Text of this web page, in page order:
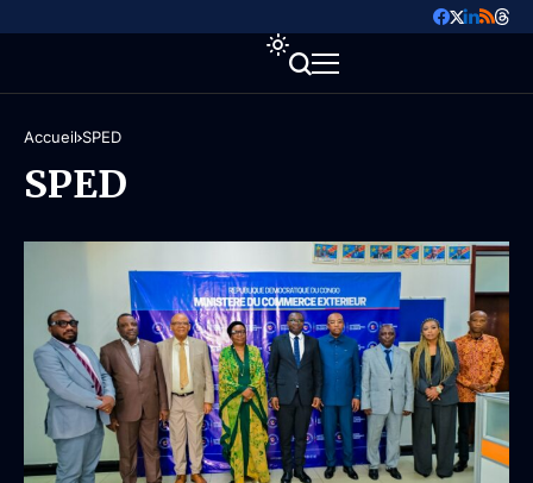
Accueil SPED
SPED